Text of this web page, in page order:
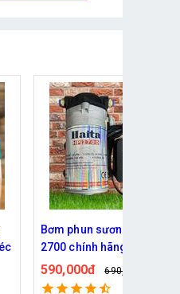
Bơm phun sương Hawin
HP-2600 chính hãng (30
béc)
690,000đ 829,000đ